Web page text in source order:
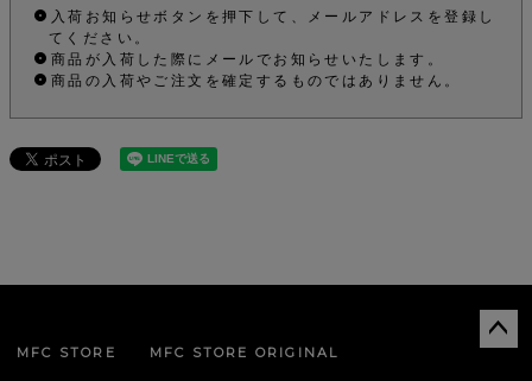
入荷お知らせボタンを押下して、メールアドレスを登録し
てください。
商品が入荷した際にメールでお知らせいたします。
商品の入荷やご注文を確定するものではありません。
MFC STORE MFC STORE ORIGINAL